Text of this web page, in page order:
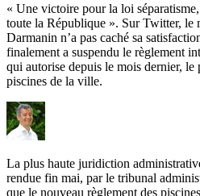
« Une victoire pour la loi
toute la République ». Sur Twitter, le
Darmanin n’a pas caché sa
finalement a suspendu le règlement
qui autorise depuis le mois dernier,
piscines de la ville.
La plus haute juridiction
rendue fin mai, par le tribunal
que le nouveau règlement des